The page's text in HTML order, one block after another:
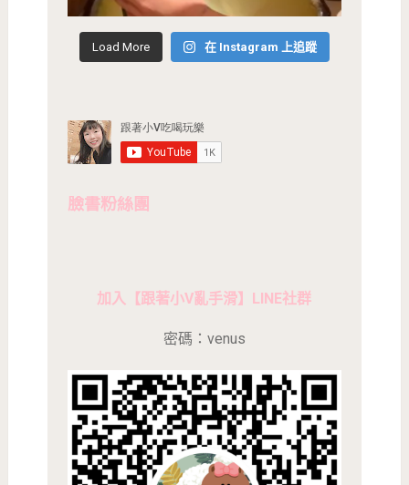
Load More 在 Instagram 上追蹤
臉書粉絲團
加入【跟著小V亂手滑】LINE社群
密碼：venus